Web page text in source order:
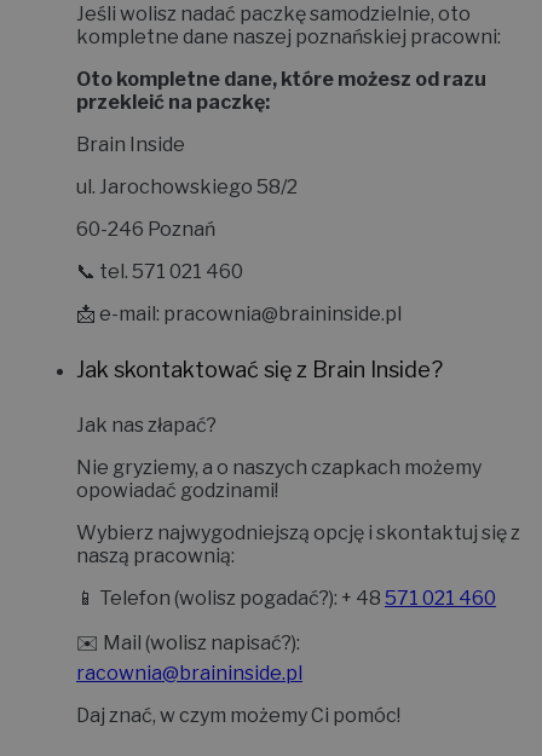
Jeśli wolisz nadać paczkę samodzielnie, oto
kompletne dane naszej poznańskiej pracowni:
Oto kompletne dane, które możesz od razu
przekleić na paczkę:
Brain Inside
ul. Jarochowskiego 58/2
60-246 Poznań
📞 tel. 571 021 460
📩 e-mail: pracownia@braininside.pl
Jak skontaktować się z Brain Inside?
Jak nas złapać?
Nie gryziemy, a o naszych czapkach możemy
opowiadać godzinami!
Wybierz najwygodniejszą opcję i skontaktuj się z
naszą pracownią:
📱 Telefon (wolisz pogadać?): + 48 571 021 460
✉️ Mail (wolisz napisać?):
racownia@braininside.pl
Daj znać, w czym możemy Ci pomóc!